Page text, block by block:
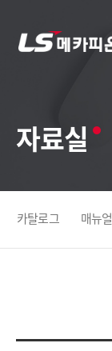
자료실
카탈로그 매뉴얼